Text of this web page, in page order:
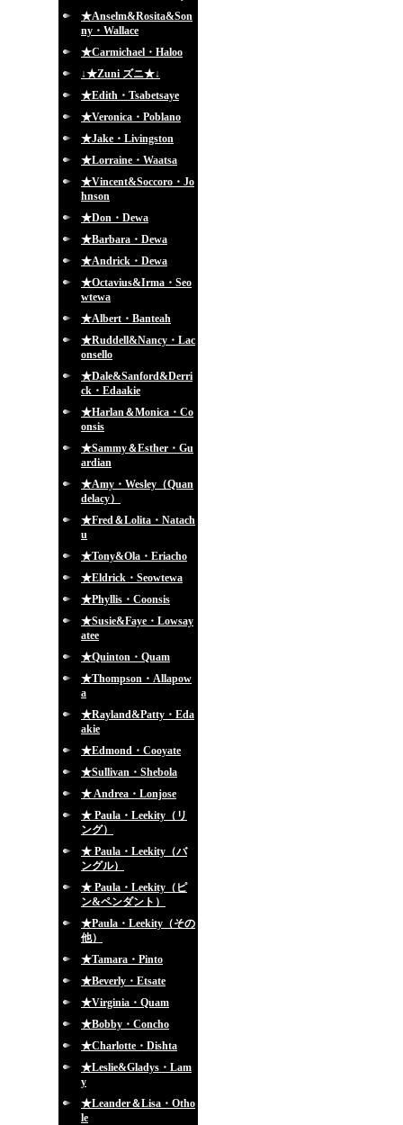
★Anselm&Rosita&Son
ny・Wallace
★Carmichael・Haloo
↓★Zuni ズニ★↓
★Edith・Tsabetsaye
★Veronica・Poblano
★Jake・Livingston
★Lorraine・Waatsa
★Vincent&Soccoro・Jo
hnson
★Don・Dewa
★Barbara・Dewa
★Andrick・Dewa
★Octavius&Irma・Seo
wtewa
★Albert・Banteah
★Ruddell&Nancy・Lac
onsello
★Dale&Sanford&Derri
ck・Edaakie
★Harlan＆Monica・Co
onsis
★Sammy＆Esther・Gu
ardian
★Amy・Wesley（Quan
delacy）
★Fred＆Lolita・Natach
u
★Tony&Ola・Eriacho
★Eldrick・Seowtewa
★Phyllis・Coonsis
★Susie&Faye・Lowsay
atee
★Quinton・Quam
★Thompson・Allapow
a
★Rayland&Patty・Eda
akie
★Edmond・Cooyate
★Sullivan・Shebola
★ Andrea・Lonjose
★ Paula・Leekity（リ
ング）
★ Paula・Leekity（バ
ングル）
★ Paula・Leekity（ピ
ン&ペンダント）
★Paula・Leekity（その
他）
★Tamara・Pinto
★Beverly・Etsate
★Virginia・Quam
★Bobby・Concho
★Charlotte・Dishta
★Leslie&Gladys・Lam
y
★Leander＆Lisa・Otho
le